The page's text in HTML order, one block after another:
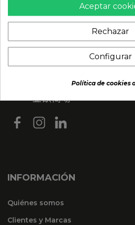
INFORMACIÓN
Quiénes somos
Clientes y Marcas
Aceptar
Rechazar
Configurar
Política de cookies